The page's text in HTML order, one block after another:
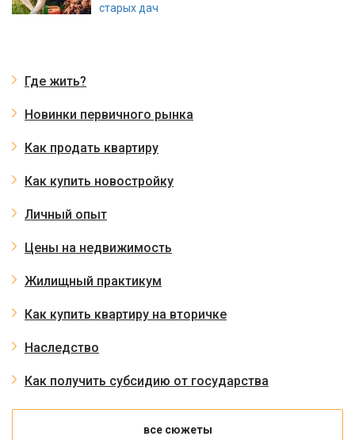
старых дач
Где жить?
Новинки первичного рынка
Как продать квартиру
Как купить новостройку
Личный опыт
Цены на недвижимость
Жилищный практикум
Как купить квартиру на вторичке
Наследство
Как получить субсидию от государства
все сюжеты